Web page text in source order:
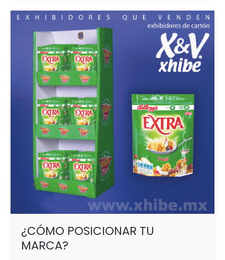
¿CÓMO POSICIONAR TU
MARCA?
¿CÓMO
POSICIONAR
MARCA?